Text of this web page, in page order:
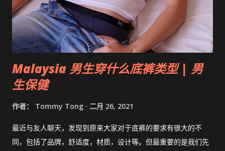
Malaysia 男生穿什么底裤类型 | 男
生保健
作者： Tommy Tong 二月 26, 2021
最近与友人聊天，发现到原来大家对于底裤的要求有很大的不
同，包括了品牌，舒适度，材质，设计等。但最重要的是我们先